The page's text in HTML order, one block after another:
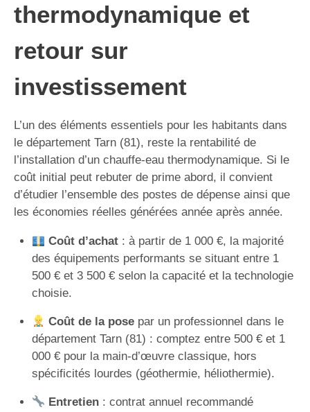
thermodynamique et
retour sur
investissement
L’un des éléments essentiels pour les habitants dans
le département Tarn (81), reste la rentabilité de
l’installation d’un chauffe-eau thermodynamique. Si le
coût initial peut rebuter de prime abord, il convient
d’étudier l’ensemble des postes de dépense ainsi que
les économies réelles générées année après année.
Coût d’achat: à partir de 1 000 €, la majorité
des équipements performants se situant entre 1
500 € et 3 500 € selon la capacité et la technologie
choisie.
Coût de la posepar un professionnel dans le
département Tarn (81) : comptez entre 500 € et 1
000 € pour la main-d’œuvre classique, hors
spécificités lourdes (géothermie, héliothermie).
Entretien: contrat annuel recommandé